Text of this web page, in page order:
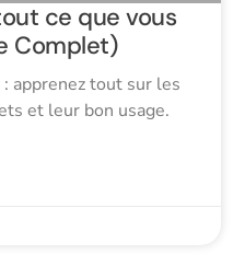
ce que vous
Complet)
apprenez tout sur les
et leur bon usage.